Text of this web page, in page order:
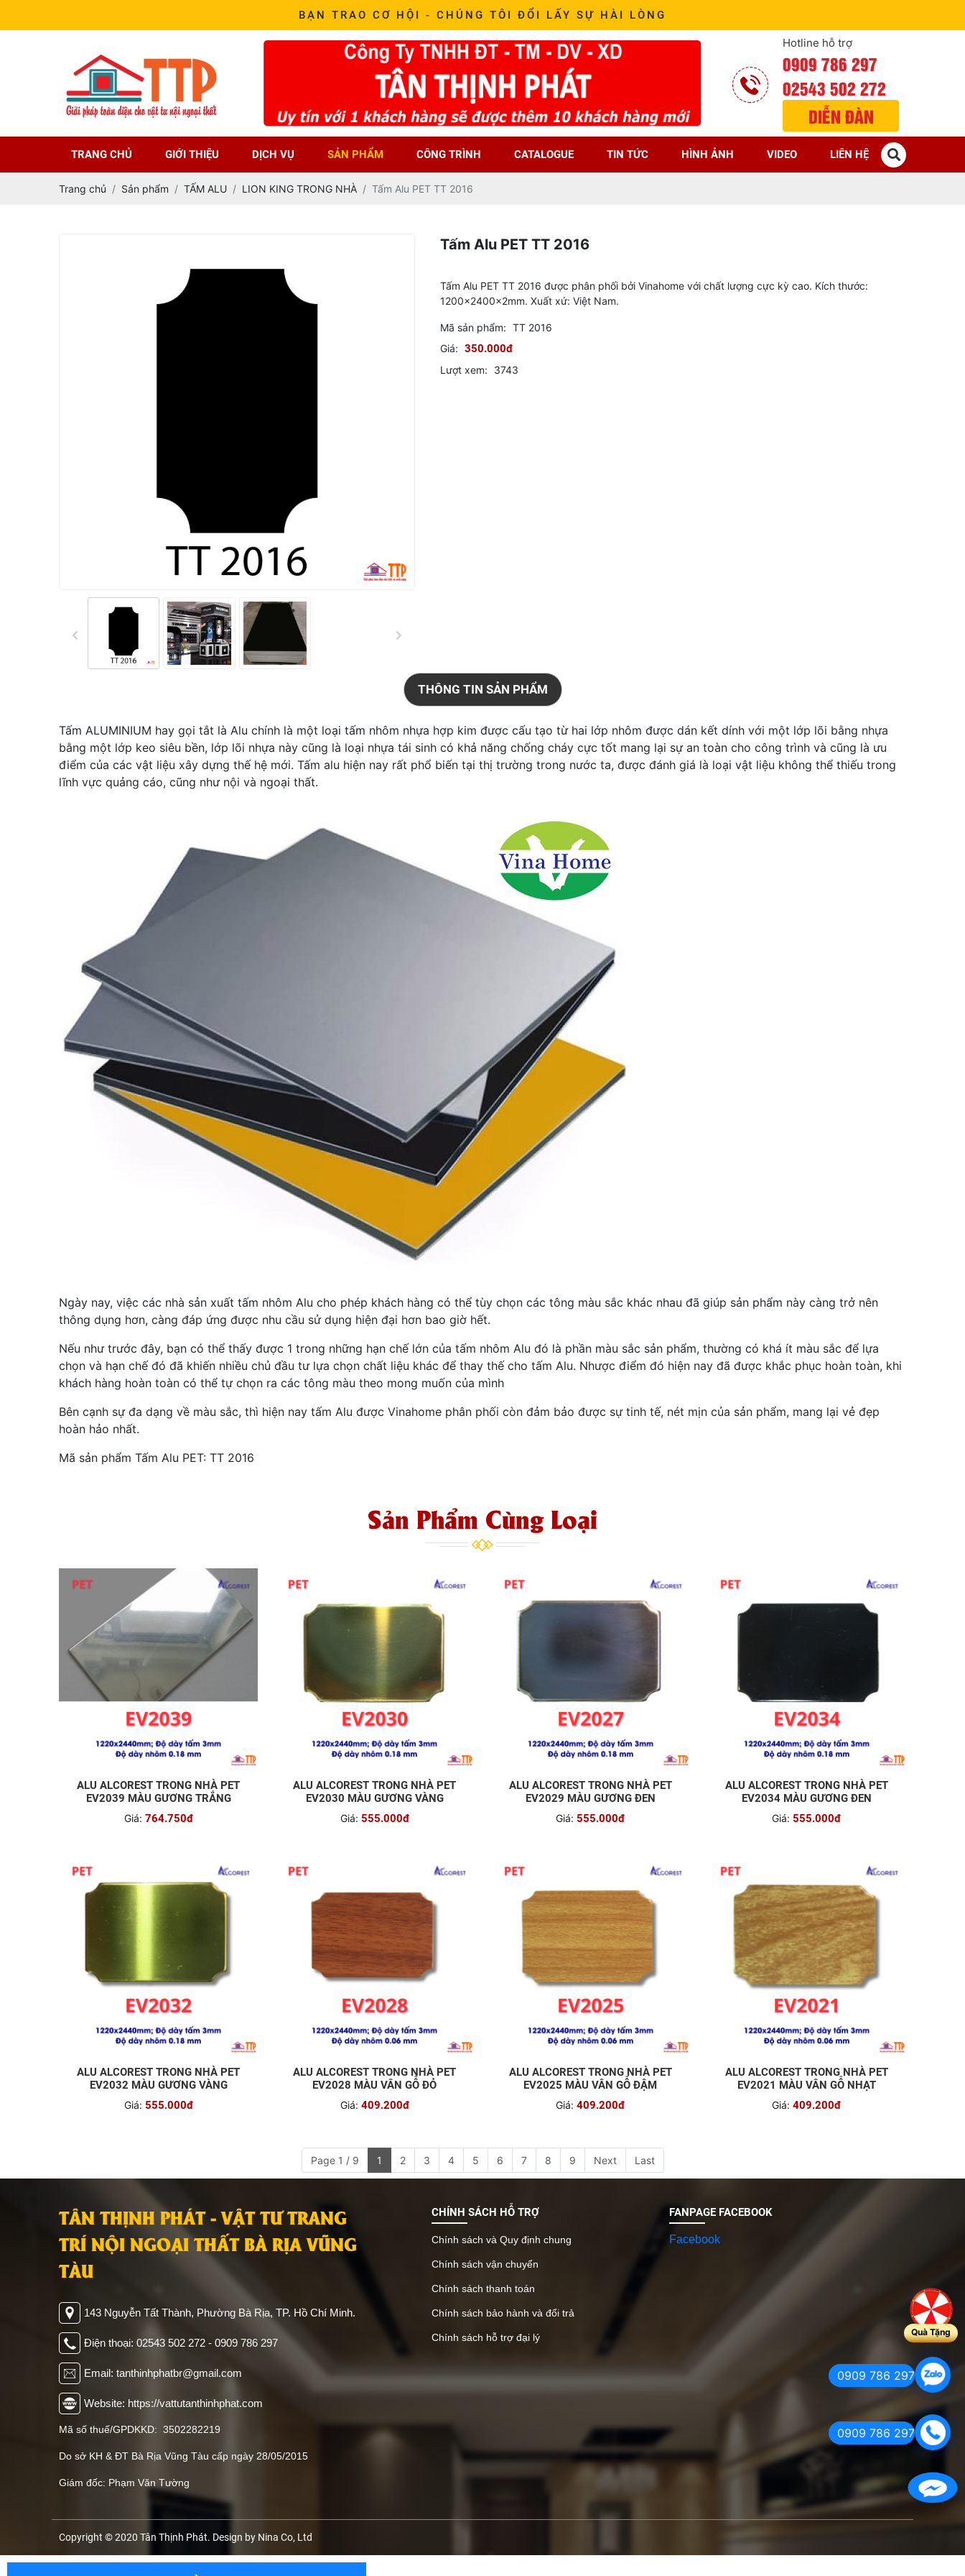
BẠN TRAO CƠ HỘI - CHÚNG TÔI ĐỔI LẤY SỰ HÀI LÒNG
Hotline hỗ trợ
0909 786 297
02543 502 272
DIỄN ĐÀN
TRANG CHỦ GIỚI THIỆU DỊCH VỤ SẢN PHẨM CÔNG TRÌNH CATALOGUE TIN TỨC HÌNH ẢNH VIDEO LIÊN HỆ
Trang chủ Sản phẩm TẤM ALU LION KING TRONG NHÀ Tấm Alu PET TT 2016
Tấm Alu PET TT 2016
Tấm Alu PET TT 2016 được phân phối bởi Vinahome với chất lượng cực kỳ cao. Kích thước:
1200x2400x2mm. Xuất xứ: Việt Nam.
Mã sản phẩm: TT 2016
Giá: 350.000đ
Lượt xem: 3743
THÔNG TIN SẢN PHẨM
Tấm ALUMINIUM hay gọi tắt là Alu chính là một loại tấm nhôm nhựa hợp kim được cấu tạo từ hai lớp nhôm được dán kết dính với một lớp lõi bằng nhựa
bằng một lớp keo siêu bền, lớp lõi nhựa này cũng là loại nhựa tái sinh có khả năng chống cháy cực tốt mang lại sự an toàn cho công trình và cũng là ưu
điểm của các vật liệu xây dựng thế hệ mới. Tấm alu hiện nay rất phổ biến tại thị trường trong nước ta, được đánh giá là loại vật liệu không thể thiếu trong
lĩnh vực quảng cáo, cũng như nội và ngoại thất.
Ngày nay, việc các nhà sản xuất tấm nhôm Alu cho phép khách hàng có thể tùy chọn các tông màu sắc khác nhau đã giúp sản phẩm này càng trở nên
thông dụng hơn, càng đáp ứng được nhu cầu sử dụng hiện đại hơn bao giờ hết.
Nếu như trước đây, bạn có thể thấy được 1 trong những hạn chế lớn của tấm nhôm Alu đó là phần màu sắc sản phẩm, thường có khá ít màu sắc để lựa
chọn và hạn chế đó đã khiến nhiều chủ đầu tư lựa chọn chất liệu khác để thay thế cho tấm Alu. Nhược điểm đó hiện nay đã được khắc phục hoàn toàn, khi
khách hàng hoàn toàn có thể tự chọn ra các tông màu theo mong muốn của mình
Bên cạnh sự đa dạng về màu sắc, thì hiện nay tấm Alu được Vinahome phân phối còn đảm bảo được sự tinh tế, nét mịn của sản phẩm, mang lại vẻ đẹp
hoàn hảo nhất.
Mã sản phẩm Tấm Alu PET: TT 2016
Sản Phẩm Cùng Loại
ALU ALCOREST TRONG NHÀ PET
EV2039 MÀU GƯƠNG TRẮNG
Giá: 764.750đ
ALU ALCOREST TRONG NHÀ PET
EV2030 MÀU GƯƠNG VÀNG
Giá: 555.000đ
ALU ALCOREST TRONG NHÀ PET
EV2029 MÀU GƯƠNG ĐEN
Giá: 555.000đ
ALU ALCOREST TRONG NHÀ PET
EV2034 MÀU GƯƠNG ĐEN
Giá: 555.000đ
ALU ALCOREST TRONG NHÀ PET
EV2032 MÀU GƯƠNG VÀNG
Giá: 555.000đ
ALU ALCOREST TRONG NHÀ PET
EV2028 MÀU VÂN GỖ ĐỎ
Giá: 409.200đ
ALU ALCOREST TRONG NHÀ PET
EV2025 MÀU VÂN GỖ ĐẬM
Giá: 409.200đ
ALU ALCOREST TRONG NHÀ PET
EV2021 MÀU VÂN GỖ NHẠT
Giá: 409.200đ
Page 1 / 9 1 2 3 4 5 6 7 8 9 Next Last
TÂN THỊNH PHÁT - VẬT TƯ TRANG
TRÍ NỘI NGOẠI THẤT BÀ RỊA VŨNG
TÀU
143 Nguyễn Tất Thành, Phường Bà Rịa, TP. Hồ Chí Minh.
Điện thoại: 02543 502 272 - 0909 786 297
Email: tanthinhphatbr@gmail.com
Website: https://vattutanthinhphat.com
Mã số thuế/GPDKKD: 3502282219
Do sở KH & ĐT Bà Rịa Vũng Tàu cấp ngày 28/05/2015
Giám đốc: Phạm Văn Tường
CHÍNH SÁCH HỖ TRỢ
Chính sách và Quy định chung
Chính sách vận chuyển
Chính sách thanh toán
Chính sách bảo hành và đổi trả
Chính sách hỗ trợ đại lý
FANPAGE FACEBOOK
Facebook
Copyright © 2020 Tân Thịnh Phát. Design by Nina Co, Ltd
Facebook
Quà Tặng
0909 786 297
0909 786 297